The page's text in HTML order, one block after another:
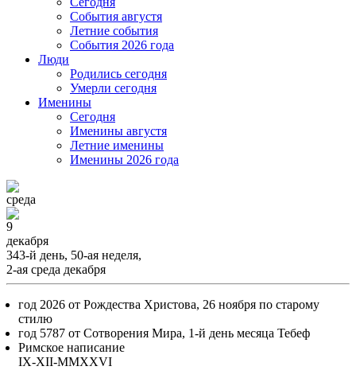
События августя
Летние события
События 2026 года
Люди
Родились сегодня
Умерли сегодня
Именины
Cегодня
Именины августя
Летние именины
Именины 2026 года
среда
9
декабря
343-й день, 50-ая неделя,
2-ая среда декабря
год 2026 от Рождества Христова, 26 ноября по старому
стилю
год 5787 от Сотворения Мира, 1-й день месяца Тебеф
Римское написание
IX-XII-MMXXVI